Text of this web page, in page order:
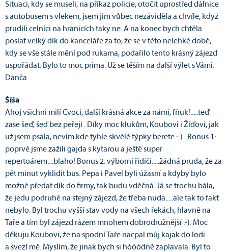
Situaci, kdy se museli, na příkaz policie, otočit uprostřed dálnice
s autobusem s vlekem, jsem jim vůbec nezáviděla a chvíle, když
prudili celníci na hranicích taky ne. A na konec bych chtěla
poslat velký dík do kanceláře za to, že se v této nelehké době,
kdy se vše stále mění pod rukama, podařilo tento krásný zájezd
uspořádat. Bylo to moc prima. Už se těším na další výlet s Vámi.
Danča
Šíša
Ahoj všichni milí Cvoci, další krásná akce za námi, fňuk!.....teď
zase šeď, šeď bez peřejí . Díky moc klukům, Koubovi i Žíďovi, jak
už jsem psala, nevím kde tyhle skvělé týpky berete :-) . Bonus 1:
poprvé jsme zažili gajda s kytarou a ještě super
repertoárem....blaho! Bonus 2: výborní řidiči.....žádná pruda, že za
pět minut vyklidit bus. Pepa i Pavel byli úžasní a kdyby bylo
možné předat dík do firmy, tak budu vděčná. Já se trochu bála,
že jedu podruhé na stejný zájezd, že třeba nuda.....ale tak to fakt
nebylo. Byl trochu vyšší stav vody na všech řekách, hlavně na
Taře a tím byl zájezd rázem mnohem dobrodružnější :-). Moc
děkuju Koubovi, že na spodní Taře nacpal můj kajak do lodi
a svezl mě. Myslím, že jinak bych si hóóódně zaplavala. Byl to